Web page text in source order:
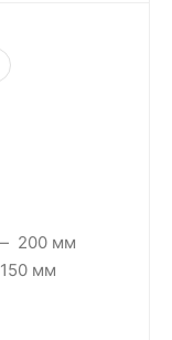
200 мм
150 мм